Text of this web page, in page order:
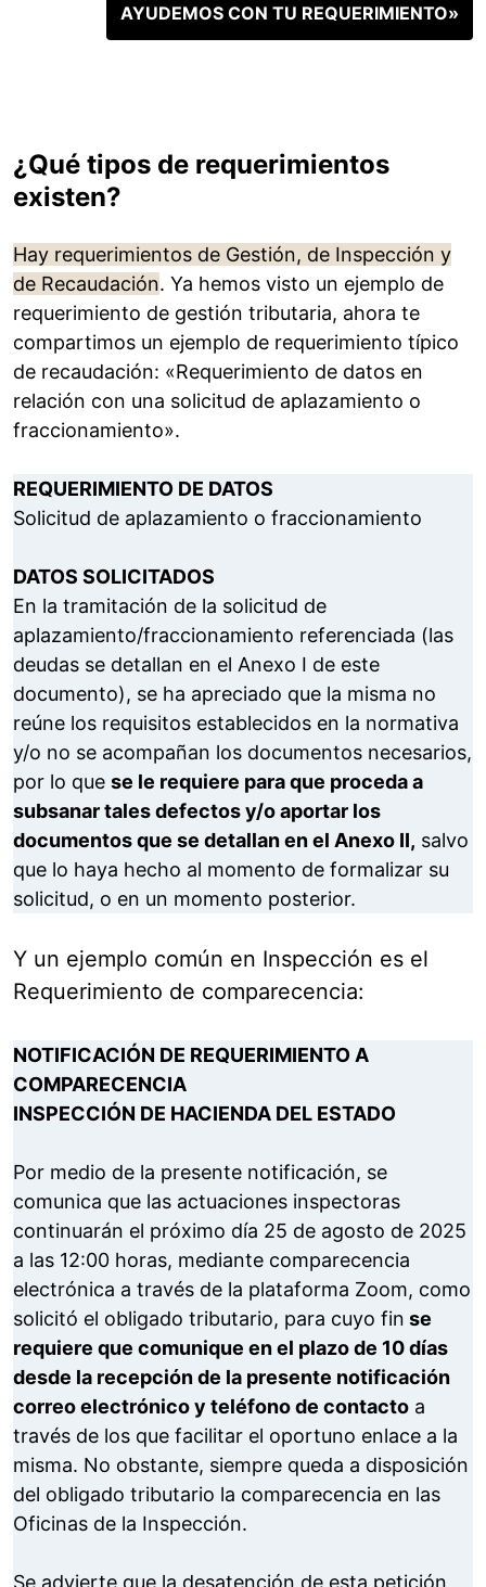
AYUDEMOS CON TU REQUERIMIENTO»
¿Qué tipos de requerimientos
existen?
Hay requerimientos de Gestión, de Inspección y
de Recaudación. Ya hemos visto un ejemplo de
requerimiento de gestión tributaria, ahora te
compartimos un ejemplo de requerimiento típico
de recaudación: «Requerimiento de datos en
relación con una solicitud de aplazamiento o
fraccionamiento».
REQUERIMIENTO DE DATOS
Solicitud de aplazamiento o fraccionamiento
DATOS SOLICITADOS
En la tramitación de la solicitud de
aplazamiento/fraccionamiento referenciada (las
deudas se detallan en el Anexo I de este
documento), se ha apreciado que la misma no
reúne los requisitos establecidos en la normativa
y/o no se acompañan los documentos necesarios,
por lo que se le requiere para que proceda a
subsanar tales defectos y/o aportar los
documentos que se detallan en el Anexo II, salvo
que lo haya hecho al momento de formalizar su
solicitud, o en un momento posterior.
Y un ejemplo común en Inspección es el
Requerimiento de comparecencia:
NOTIFICACIÓN DE REQUERIMIENTO A
COMPARECENCIA
INSPECCIÓN DE HACIENDA DEL ESTADO
Por medio de la presente notificación, se
comunica que las actuaciones inspectoras
continuarán el próximo día 25 de agosto de 2025
a las 12:00 horas, mediante comparecencia
electrónica a través de la plataforma Zoom, como
solicitó el obligado tributario, para cuyo fin se
requiere que comunique en el plazo de 10 días
desde la recepción de la presente notificación
correo electrónico y teléfono de contacto a
través de los que facilitar el oportuno enlace a la
misma. No obstante, siempre queda a disposición
del obligado tributario la comparecencia en las
Oficinas de la Inspección.
Se advierte que la desatención de esta petición